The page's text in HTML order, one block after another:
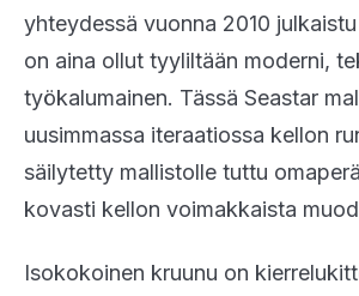
yhteydessä vuonna 2010
on aina ollut tyyliltään moderni,
työkalumainen. Tässä Seastar
uusimmassa iteraatiossa kellon
säilytetty mallistolle tuttu
kovasti kellon voimakkaista
Isokokoinen kruunu on